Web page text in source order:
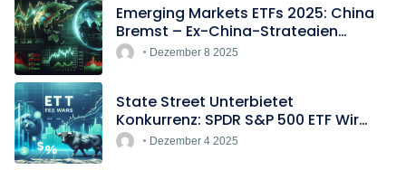
Emerging Markets ETFs 2025: China
Bremst – Ex-China-Strategien
BoomenDezember 8 2025
State Street Unterbietet
Konkurrenz: SPDR S&P 500 ETF Wird
Europas Günstigster Indextracker
Dezember 4 2025